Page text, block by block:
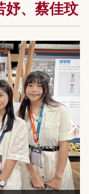
妤、蔡佳玟